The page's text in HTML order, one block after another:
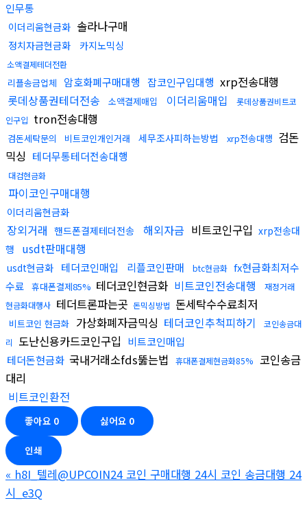
인무통
이더리움현금화 솔라나구매
정치자금현금화 카지노믹싱
소액결제테더전환
리플송금업체 암호화폐구매대행 잡코인구입대행 xrp전송대행
롯데상품권테더전송
소액결제매입 이더리움매입
롯데상품권비트코
인구입 tron전송대행
검돈세탁문의 비트코인개인거래 세무조사피하는방법 xrp전송대행 검돈
믹싱 테더무통테더전송대행
대검현금화
파이코인구매대행
이더리움현금화
장외거래 핸드폰결제테더전송 해외자금 비트코인구입 xrp전송대
행
usdt판매대행
usdt현금화 테더코인매입 리플코인판매 btc현금화 fx현금화최저수
수료 휴대폰결제85% 테더코인현금화 비트코인전송대행
재정거래
현금화대행사 테더트론파는곳 돈믹싱방법 돈세탁수수료최저
비트코인 현금화 가상화폐자금믹싱 테더코인추척피하기
코인송금대
리
도난신용카드코인구입 비트코인매입
테더돈현금화 국내거래소fds뚫는법 휴대폰결제현금화85% 코인송금
대리
비트코인환전
좋아요 0 싫어요 0
인쇄
« h8I_텔레@UPCOIN24 코인 구매대행 24시 코인 송금대행 24
시_e3Q